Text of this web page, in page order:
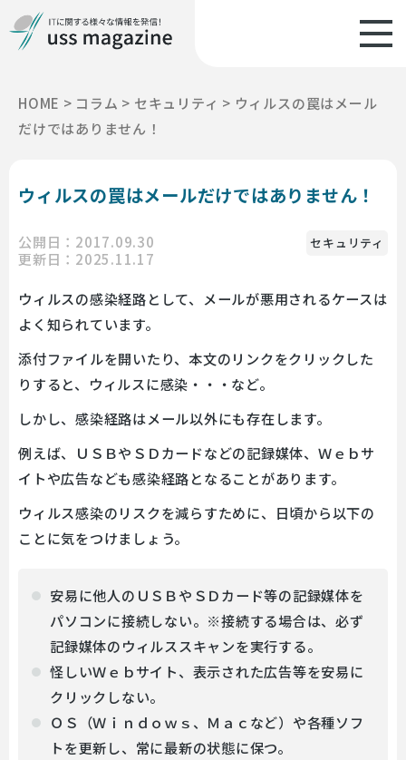
HOME > コラム > セキュリティ > ウィルスの罠はメール
だけではありません！
ウィルスの罠はメールだけではありません！
公開日：2017.09.30
更新日：2025.11.17
セキュリティ
ウィルスの感染経路として、メールが悪用されるケースは
よく知られています。
添付ファイルを開いたり、本文のリンクをクリックした
りすると、ウィルスに感染・・・など。
しかし、感染経路はメール以外にも存在します。
例えば、ＵＳＢやＳＤカードなどの記録媒体、Ｗｅｂサ
イトや広告なども感染経路となることがあります。
ウィルス感染のリスクを減らすために、日頃から以下の
ことに気をつけましょう。
安易に他人のＵＳＢやＳＤカード等の記録媒体を
パソコンに接続しない。※接続する場合は、必ず
記録媒体のウィルススキャンを実行する。
怪しいＷｅｂサイト、表示された広告等を安易に
クリックしない。
ＯＳ（Ｗｉｎｄｏｗｓ、Ｍａｃなど）や各種ソフ
トを更新し、常に最新の状態に保つ。